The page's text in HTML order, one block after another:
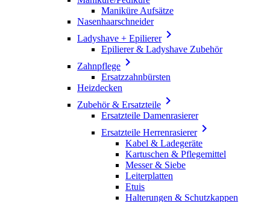
Maniküre Aufsätze
Nasenhaarschneider
Ladyshave + Epilierer
Epilierer & Ladyshave Zubehör
Zahnpflege 
Ersatzzahnbürsten
Heizdecken
Zubehör & Ersatzteile 
Ersatzteile Damenrasierer
Ersatzteile Herrenrasierer
Kabel & Ladegeräte
Kartuschen & Pflegemittel
Messer & Siebe
Leiterplatten
Etuis
Halterungen & Schutzkappen